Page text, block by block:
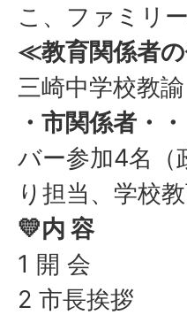
こ、ファミリ
≪教育関係者
三崎中学校教諭
・市関係者・
バー参加4名（
り担当、学校教
💛内 容
1 開 会
2 市長挨拶